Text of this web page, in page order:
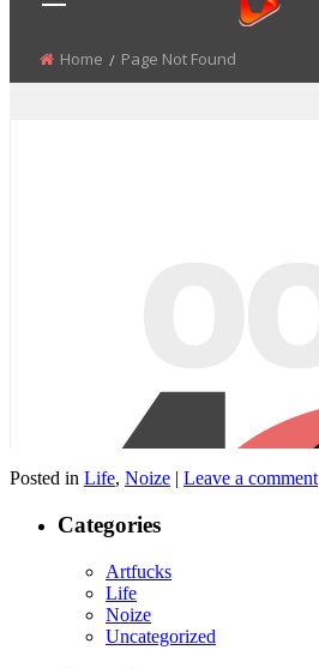
Posted in Life, Noize | Leave a comment
Categories
Artfucks
Life
Noize
Uncategorized